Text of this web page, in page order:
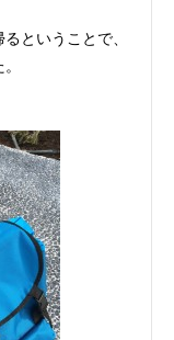
ということで、